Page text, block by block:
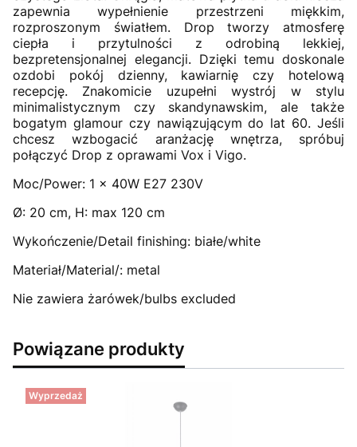
zapewnia wypełnienie przestrzeni miękkim,
rozproszonym światłem. Drop tworzy atmosferę
ciepła i przytulności z odrobiną lekkiej,
bezpretensjonalnej elegancji. Dzięki temu doskonale
ozdobi pokój dzienny, kawiarnię czy hotelową
recepcję. Znakomicie uzupełni wystrój w stylu
minimalistycznym czy skandynawskim, ale także
bogatym glamour czy nawiązującym do lat 60. Jeśli
chcesz wzbogacić aranżację wnętrza, spróbuj
połączyć Drop z oprawami Vox i Vigo.
Moc/Power: 1 x 40W E27 230V
Ø: 20 cm, H: max 120 cm
Wykończenie/Detail finishing: białe/white
Materiał/Material/: metal
Nie zawiera żarówek/bulbs excluded
Powiązane produkty
Wyprzedaż